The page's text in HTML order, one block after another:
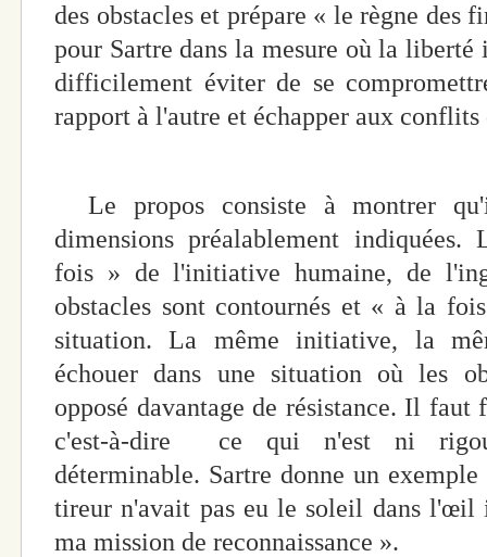
des obstacles et prépare « le règne des
pour Sartre dans la mesure où la liberté
difficilement éviter de se
rapport à l'autre et échapper aux conflits
Le propos consiste à montrer
dimensions préalablement
fois » de l'initiative humaine, de
obstacles sont contournés et « à la
situation. La même initiative, la
échouer dans une situation où les
opposé davantage de résistance. Il
c'est-à-dire ce qui n'est ni
déterminable. Sartre donne un
tireur n'avait pas eu le soleil dans l'œil
ma mission de reconnaissance ».